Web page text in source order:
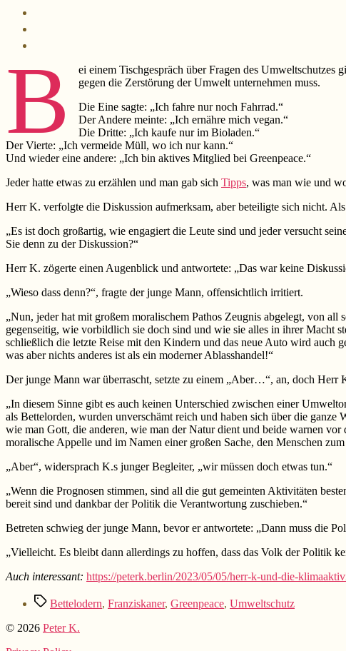
B
ei einem Tischgespräch über Fragen des Umweltschutzes
gegen die Zerstörung der Umwelt unternehmen muss.
Die Eine sagte: „Ich fahre nur noch Fahrrad.“
Der Andere meinte: „Ich ernähre mich vegan.“
Die Dritte: „Ich kaufe nur im Bioladen.“
Der Vierte: „Ich vermeide Müll, wo ich nur kann.“
Und wieder eine andere: „Ich bin aktives Mitglied bei Greenpeace.“
Jeder hatte etwas zu erzählen und man gab sich Tipps, was man wie und
Herr K. verfolgte die Diskussion aufmerksam, aber beteiligte sich nicht.
„Es ist doch großartig, wie engagiert die Leute sind und jeder versucht
Sie denn zu der Diskussion?“
Herr K. zögerte einen Augenblick und antwortete: „Das war keine
„Wieso dass denn?“, fragte der junge Mann, offensichtlich irritiert.
„Nun, jeder hat mit großem moralischem Pathos Zeugnis abgelegt, von
gegenseitig, wie vorbildlich sie doch sind und wie sie alles in ihrer Macht
schließlich die letzte Reise mit den Kindern und das neue Auto wird auch
was aber nichts anderes ist als ein moderner Ablasshandel!“
Der junge Mann war überrascht, setzte zu einem „Aber…“, an, doch Herr
„In diesem Sinne gibt es auch keinen Unterschied zwischen einer
als Bettelorden, wurden unverschämt reich und haben sich über die
wie man Gott, die anderen, wie man der Natur dient und beide warnen vor
moralische Appelle und im Namen einer großen Sache, den Menschen
„Aber“, widersprach K.s junger Begleiter, „wir müssen doch etwas tun.“
„Wenn die Prognosen stimmen, sind all die gut gemeinten Aktivitäten
bereit sind und dankbar der Politik die Verantwortung zuschieben.“
Betreten schwieg der junge Mann, bevor er antwortete: „Dann muss die
„Vielleicht. Es bleibt dann allerdings zu hoffen, dass das Volk der Politik
Auch interessant: https://peterk.berlin/2023/05/05/herr-k-und-die-
Schlagwörter
Bettelodern, Franziskaner, Greenpeace, Umweltschutz
© 2026 Peter K.